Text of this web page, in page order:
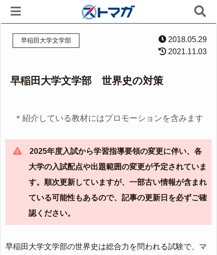
早稲田大学文学部
2018.05.29
2021.11.03
早稲田大学文学部 世界史の対策
＊紹介している教材にはプロモーションを含みます
2025年度入試から学習指導要領の変更に伴い、各
大学の入試配点や出題範囲の変更が予定されていま
す。順次更新していますが、一部古い情報が含まれ
ている可能性もあるので、記事の更新日を必ずご確
認ください。
早稲田大学文学部の世界史は総合力を問われる試験で、マ